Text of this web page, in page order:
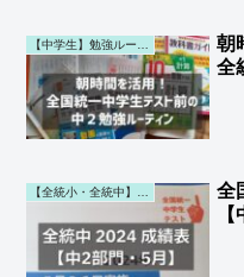
【中学生】勉強ルーティン (第一子)
朝
全
全